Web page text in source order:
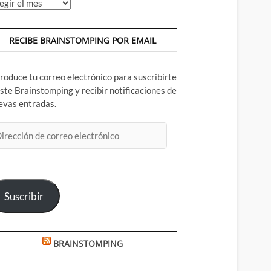
RECIBE BRAINSTOMPING POR EMAIL
tu correo electrónico para suscribirte
Brainstomping y recibir notificaciones de
entradas.
Suscribir
BRAINSTOMPING